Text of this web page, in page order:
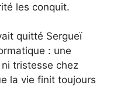
les conquit.
quitté Sergueï
: une
ni tristesse chez
la vie finit toujours